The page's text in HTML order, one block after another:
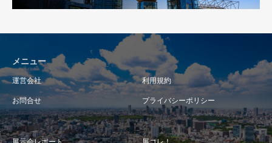
メニュー
運営会社 利用規約
お問合せ プライバシーポリシー